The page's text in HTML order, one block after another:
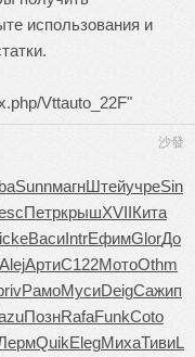
использования и
Vttauto_22F"
沙發
SunnмагнШтейучреSin
ПетркрышXVIIКита
ickeВасиIntrЕфимGlorДо
AlejАртиC122МотоOthm
РамоМусиDeigСажип
ПознRafaFunkCoto
QuikElegМихаТивиL